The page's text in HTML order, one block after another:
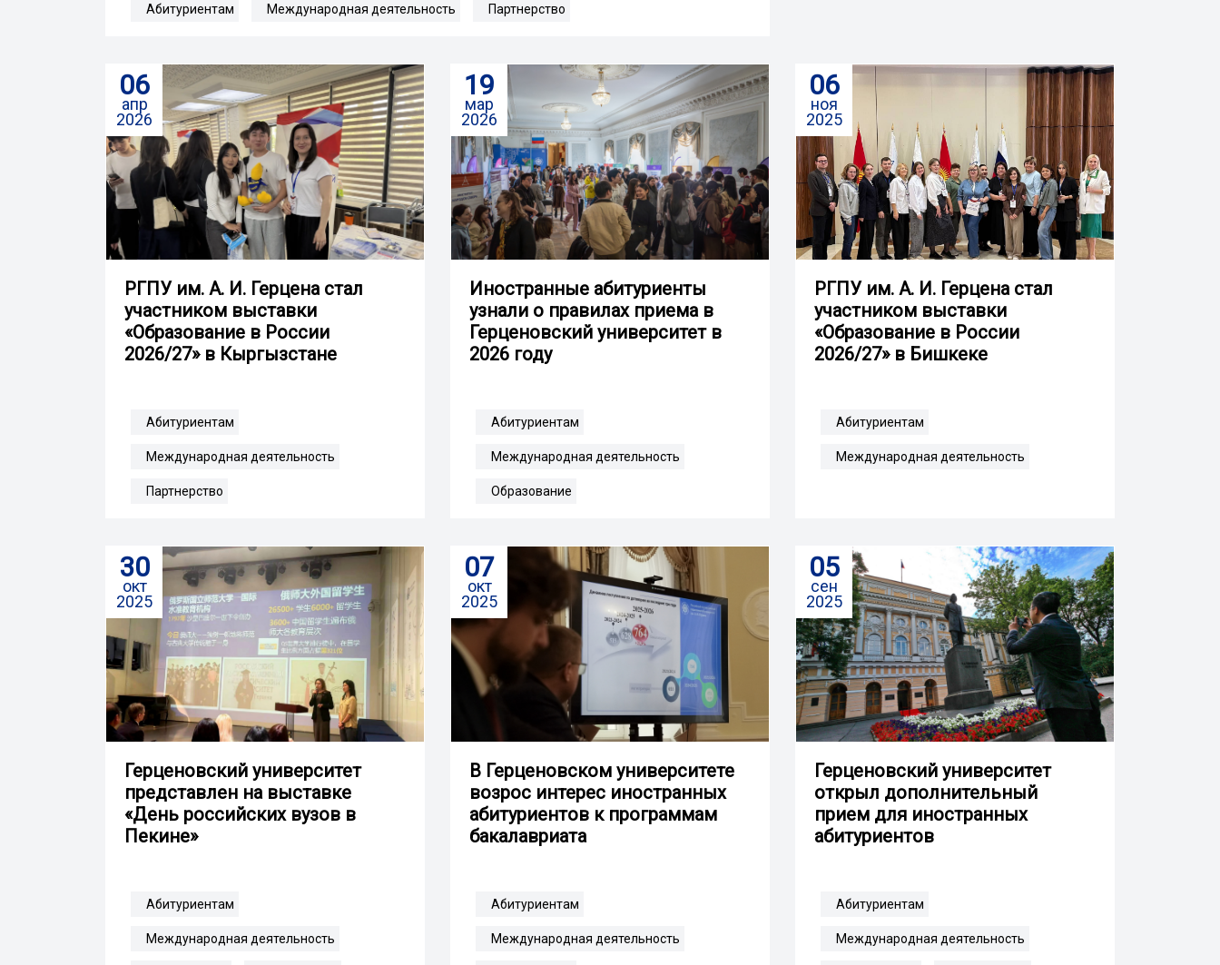
Абитуриентам Международная деятельность Партнерство
06
апр
2026
РГПУ им. А. И. Герцена стал
участником выставки
«Образование в России
2026/27» в Кыргызстане
Абитуриентам
Международная деятельность
Партнерство
19
мар
2026
Иностранные абитуриенты
узнали о правилах приема в
Герценовский университет в
2026 году
Абитуриентам
Международная деятельность
Образование
06
ноя
2025
РГПУ им. А. И. Герцена стал
участником выставки
«Образование в России
2026/27» в Бишкеке
Абитуриентам
Международная деятельность
30
окт
2025
Герценовский университет
представлен на выставке
«День российских вузов в
Пекине»
Абитуриентам
Международная деятельность
07
окт
2025
В Герценовском университете
возрос интерес иностранных
абитуриентов к программам
бакалавриата
Абитуриентам
Международная деятельность
05
сен
2025
Герценовский университет
открыл дополнительный
прием для иностранных
абитуриентов
Абитуриентам
Международная деятельность